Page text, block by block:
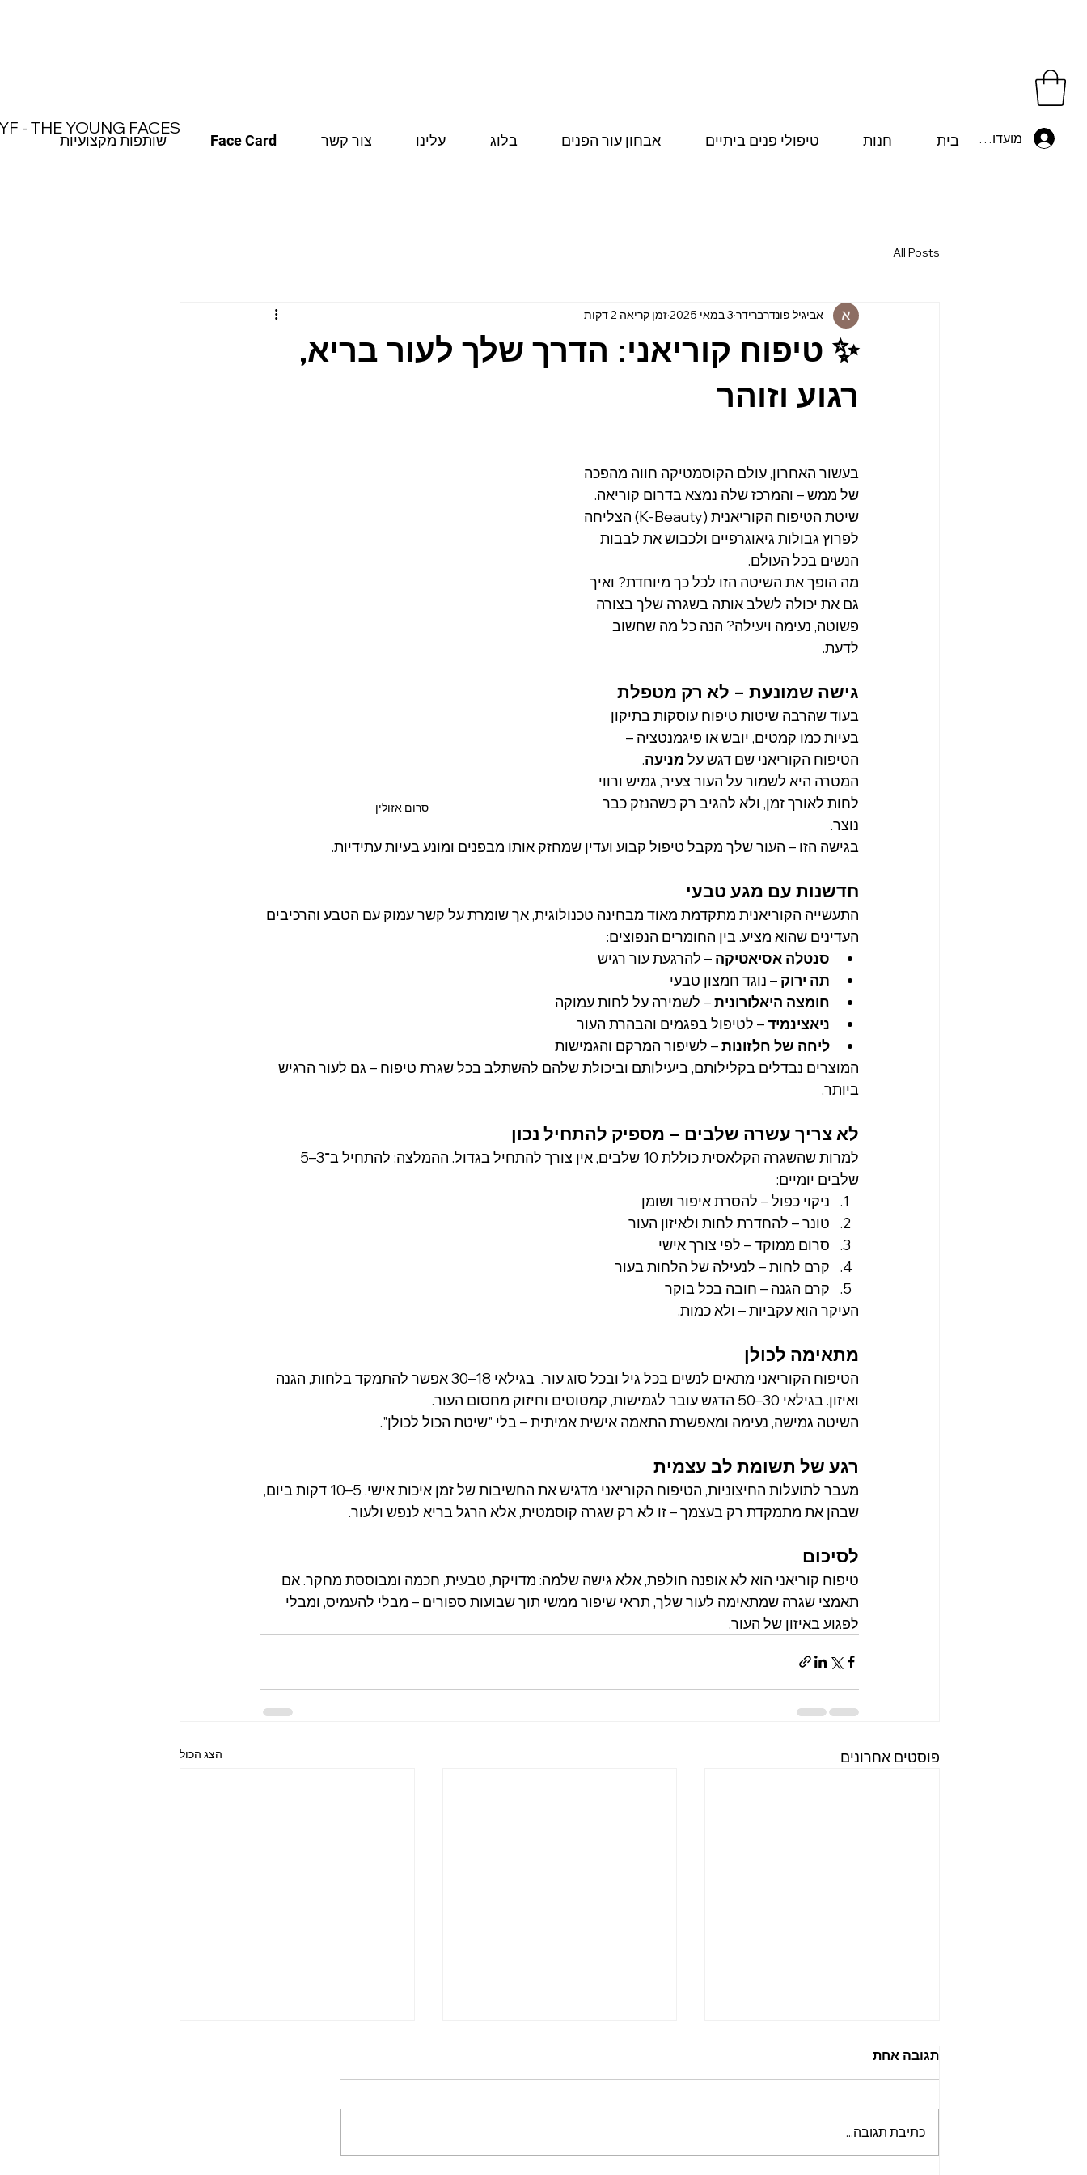
מועדון לקוחותבית חנות טיפולי פנים ביתיים אבחון עור הפנים בלוג עלינו צור קשר Face Card שותפות מקצועיות
- THE YOUNG FACES
All Posts
✨ טיפוח קוריאני: הדרך שלך לעור בריא,
רגוע וזוהר
אביגיל פונדרברידר 3 במאי 2025 זמן קריאה 2 דקות
סרום אזולין
בעשור האחרון, עולם הקוסמטיקה חווה מהפכה
של ממש – והמרכז שלה נמצא בדרום קוריאה.
שיטת הטיפוח הקוריאנית (K-Beauty) הצליחה
לפרוץ גבולות גיאוגרפיים ולכבוש את לבבות
הנשים בכל העולם.
מה הופך את השיטה הזו לכל כך מיוחדת? ואיך
גם את יכולה לשלב אותה בשגרה שלך בצורה
פשוטה, נעימה ויעילה? הנה כל מה שחשוב
לדעת.
גישה שמונעת – לא רק מטפלת
בעוד שהרבה שיטות טיפוח עוסקות בתיקון
בעיות כמו קמטים, יובש או פיגמנטציה –
הטיפוח הקוריאני שם דגש על מניעה.
המטרה היא לשמור על העור צעיר, גמיש ורווי
לחות לאורך זמן, ולא להגיב רק כשהנזק כבר
נוצר.
בגישה הזו – העור שלך מקבל טיפול קבוע ועדין שמחזק אותו מבפנים ומונע בעיות עתידיות.
חדשנות עם מגע טבעי
התעשייה הקוריאנית מתקדמת מאוד מבחינה טכנולוגית, אך שומרת על קשר עמוק עם הטבע והרכיבים
העדינים שהוא מציע. בין החומרים הנפוצים:
סנטלה אסיאטיקה – להרגעת עור רגיש
תה ירוק – נוגד חמצון טבעי
חומצה היאלורונית – לשמירה על לחות עמוקה
ניאצינמיד – לטיפול בפגמים והבהרת העור
ליחה של חלזונות – לשיפור המרקם והגמישות
המוצרים נבדלים בקלילותם, ביעילותם וביכולת שלהם להשתלב בכל שגרת טיפוח – גם לעור הרגיש
ביותר.
לא צריך עשרה שלבים – מספיק להתחיל נכון
שלבים יומיים:
ניקוי כפול – להסרת איפור ושומן
טונר – להחדרת לחות ולאיזון העור
סרום ממוקד – לפי צורך אישי
קרם לחות – לנעילה של הלחות בעור
קרם הגנה – חובה בכל בוקר
העיקר הוא עקביות – ולא כמות.
מתאימה לכולן
הטיפוח הקוריאני מתאים לנשים בכל גיל ובכל סוג עור.  בגילאי 18–30 אפשר להתמקד בלחות, הגנה
ואיזון. בגילאי 30–50 הדגש עובר לגמישות, קמטוטים וחיזוק מחסום העור.
השיטה גמישה, נעימה ומאפשרת התאמה אישית אמיתית – בלי "שיטת הכול לכולן".
רגע של תשומת לב עצמית
מעבר לתועלות החיצוניות, הטיפוח הקוריאני מדגיש את החשיבות של זמן איכות אישי. 5–10 דקות ביום,
שבהן את מתמקדת רק בעצמך – זו לא רק שגרה קוסמטית, אלא הרגל בריא לנפש ולעור.
לסיכום
טיפוח קוריאני הוא לא אופנה חולפת, אלא גישה שלמה: מדויקת, טבעית, חכמה ומבוססת מחקר. אם
תאמצי שגרה שמתאימה לעור שלך, תראי שיפור ממשי תוך שבועות ספורים – מבלי להעמיס, ומבלי
לפגוע באיזון של העור.
פוסטים אחרונים הצג הכול
תגובה אחת
כתיבת תגובה...